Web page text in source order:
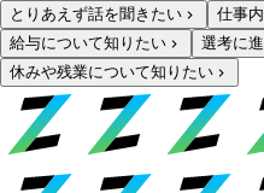
とりあえず話を聞きたい
仕事
給与について知りたい
選考に
休みや残業について知りたい